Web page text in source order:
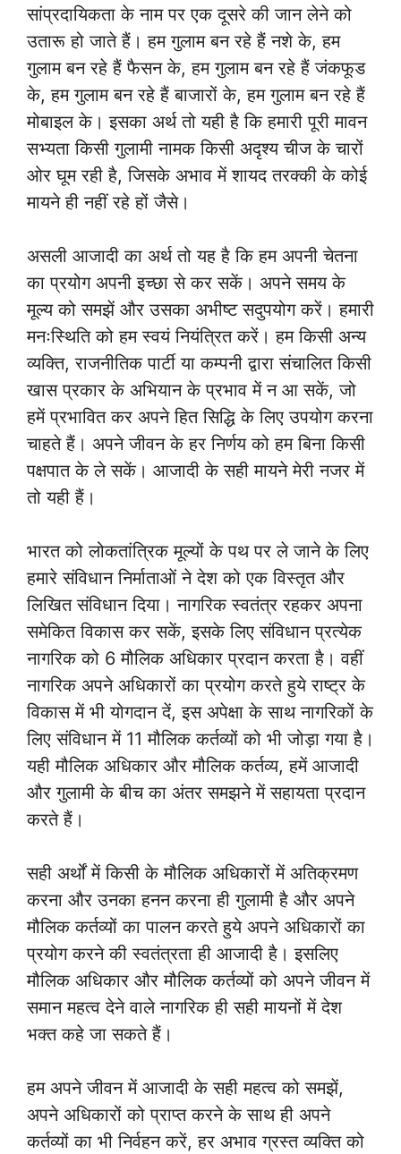
सांप्रदायिकता के नाम पर एक दूसरे की जान लेने को
उतारू हो जाते हैं। हम गुलाम बन रहे हैं नशे के, हम
गुलाम बन रहे हैं फैसन के, हम गुलाम बन रहे हैं जंकफूड
के, हम गुलाम बन रहे हैं बाजारों के, हम गुलाम बन रहे हैं
मोबाइल के। इसका अर्थ तो यही है कि हमारी पूरी मावन
सभ्यता किसी गुलामी नामक किसी अदृश्य चीज के चारों
ओर घूम रही है, जिसके अभाव में शायद तरक्की के कोई
मायने ही नहीं रहे हों जैसे।
असली आजादी का अर्थ तो यह है कि हम अपनी चेतना
का प्रयोग अपनी इच्छा से कर सकें। अपने समय के
मूल्य को समझें और उसका अभीष्ट सदुपयोग करें। हमारी
मनःस्थिति को हम स्वयं नियंत्रित करें। हम किसी अन्य
व्यक्ति, राजनीतिक पार्टी या कम्पनी द्वारा संचालित किसी
खास प्रकार के अभियान के प्रभाव में न आ सकें, जो
हमें प्रभावित कर अपने हित सिद्धि के लिए उपयोग करना
चाहते हैं। अपने जीवन के हर निर्णय को हम बिना किसी
पक्षपात के ले सकें। आजादी के सही मायने मेरी नजर में
तो यही हैं।
भारत को लोकतांत्रिक मूल्यों के पथ पर ले जाने के लिए
हमारे संविधान निर्माताओं ने देश को एक विस्तृत और
लिखित संविधान दिया। नागरिक स्वतंत्र रहकर अपना
समेकित विकास कर सकें, इसके लिए संविधान प्रत्येक
नागरिक को 6 मौलिक अधिकार प्रदान करता है। वहीं
नागरिक अपने अधिकारों का प्रयोग करते हुये राष्ट्र के
विकास में भी योगदान दें, इस अपेक्षा के साथ नागरिकों के
लिए संविधान में 11 मौलिक कर्तव्यों को भी जोड़ा गया है।
यही मौलिक अधिकार और मौलिक कर्तव्य, हमें आजादी
और गुलामी के बीच का अंतर समझने में सहायता प्रदान
करते हैं।
सही अर्थों में किसी के मौलिक अधिकारों में अतिक्रमण
करना और उनका हनन करना ही गुलामी है और अपने
मौलिक कर्तव्यों का पालन करते हुये अपने अधिकारों का
प्रयोग करने की स्वतंत्रता ही आजादी है। इसलिए
मौलिक अधिकार और मौलिक कर्तव्यों को अपने जीवन में
समान महत्व देने वाले नागरिक ही सही मायनों में देश
भक्त कहे जा सकते हैं।
हम अपने जीवन में आजादी के सही महत्व को समझें,
अपने अधिकारों को प्राप्त करने के साथ ही अपने
कर्तव्यों का भी निर्वहन करें, हर अभाव ग्रस्त व्यक्ति को